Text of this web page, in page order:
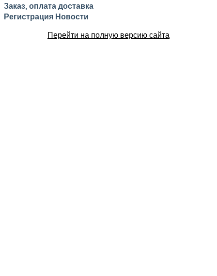
Заказ, оплата доставка
Регистрация Новости
Перейти на полную версию сайта